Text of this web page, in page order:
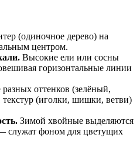
(одиночное дерево) на
центром.
Высокие ели или сосны
горизонтальные линии
оттенков (зелёный,
текстур (иголки, шишки, ветви)
Зимой хвойные выделяются
служат фоном для цветущих